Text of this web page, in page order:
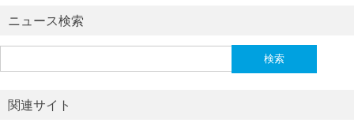
ニュース検索
索:
関連サイト